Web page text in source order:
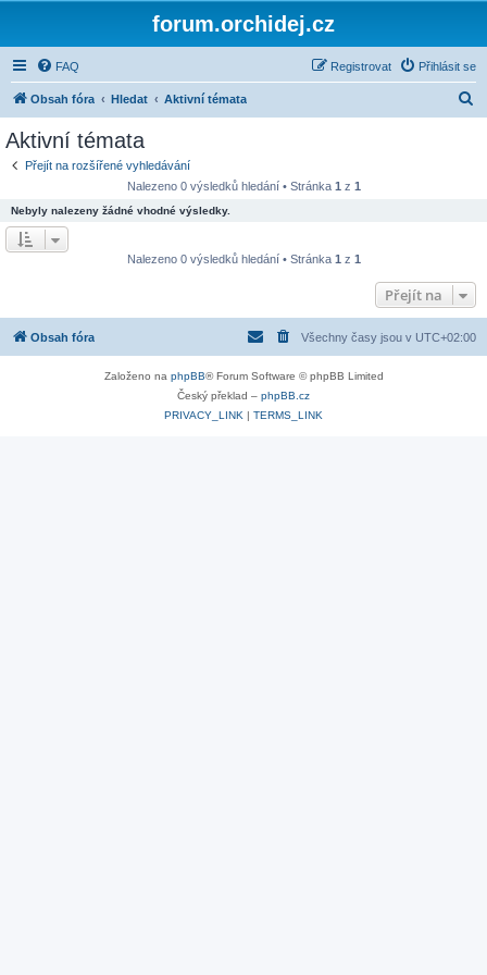
forum.orchidej.cz
FAQ Přihlásit se
Registrovat
Obsah fóra Hledat Aktivní témata
Aktivní témata
Přejít na rozšířené vyhledávání
Nalezeno 0 výsledků hledání • Stránka 1 z 1
Nebyly nalezeny žádné vhodné výsledky.
Nalezeno 0 výsledků hledání • Stránka 1 z 1
Přejít na
Obsah fóra Všechny časy jsou v UTC+02:00
Založeno na phpBB® Forum Software © phpBB Limited
Český překlad – phpBB.cz
PRIVACY_LINK | TERMS_LINK